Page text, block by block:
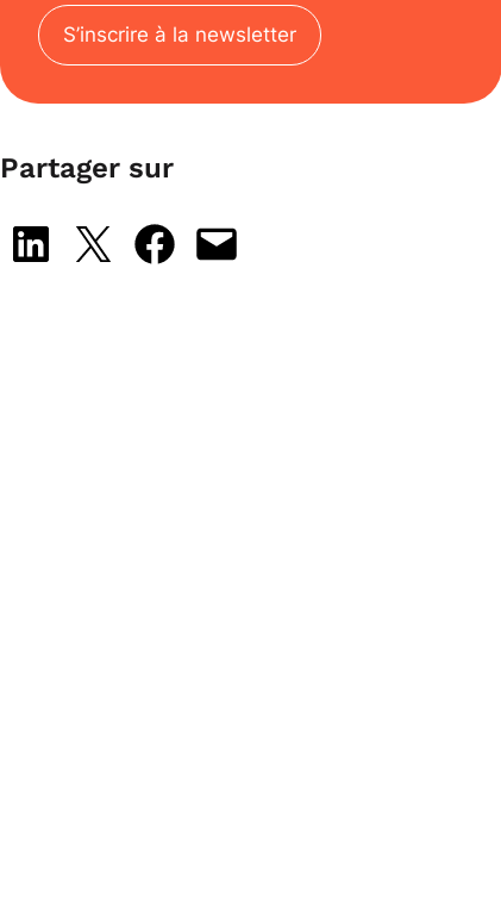
S’inscrire à la newsletter
Partager sur
Share on LinkedIn
Share on X Share on Facebook
Email this Page